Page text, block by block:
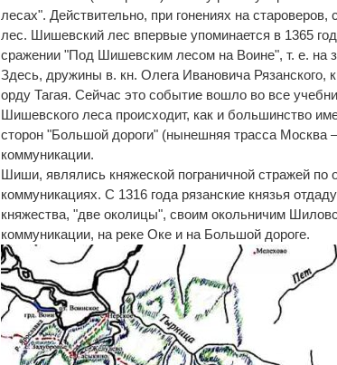
лесах". Действительно, при гонениях на
лес. Шишевский лес впервые упоминается в 1365
сражении "Под Шишевским лесом на Воине", т. е. на
Здесь, дружины в. кн. Олега Ивановича Рязанского,
орду Тагая. Сейчас это событие вошло во все
Шишевского леса происходит, как и большинство
сторон "Большой дороги" (нынешняя трасса Москва
коммуникации.
Шиши, являлись княжеской пограничной стражей по
коммуникациях. С 1316 года рязанские князья
княжества, "две околицы", своим окольничим
коммуникации, на реке Оке и на Большой дороге.